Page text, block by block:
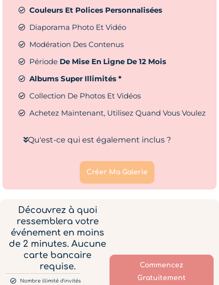
Couleurs Et Polices Personnalisées
Diaporama Photo Et Vidéo
Modération Des Contenus
Période De Mise En Ligne De 12 Mois
Albums Super Illimités *
Collection De Photos Et Vidéos
Achetez Maintenant, Utilisez Quand Vous Voulez
Qu'est-ce qui est également inclus ?
Créer Ma Galerie
Découvrez à quoi
ressemblera votre
événement en moins
de 2 minutes. Aucune
carte bancaire
requise.
Nombre illimité d'invités
Commencez
Gratuitement